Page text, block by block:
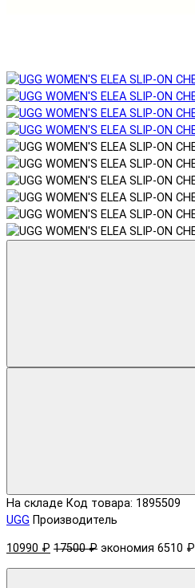
На складе Код товара: 1895509
UGG Производитель
10990 ₽ 17500 ₽ экономия 6510 ₽